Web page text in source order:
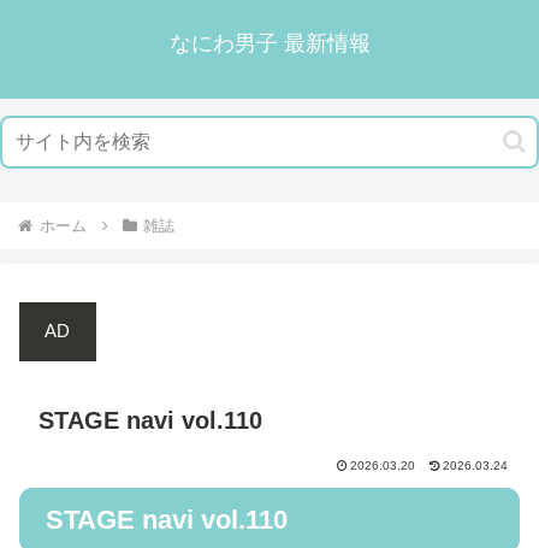
なにわ男子 最新情報
ホーム 雑誌
AD
STAGE navi vol.110
2026.03.20 2026.03.24
STAGE navi vol.110